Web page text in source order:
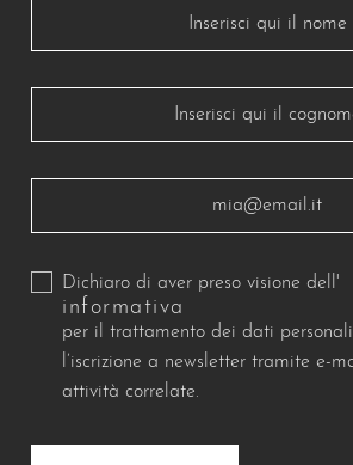
Dichiaro di aver preso visione dell'
informativa
per il trattamento dei dati
l’iscrizione a newsletter tramite e-
attività correlate.